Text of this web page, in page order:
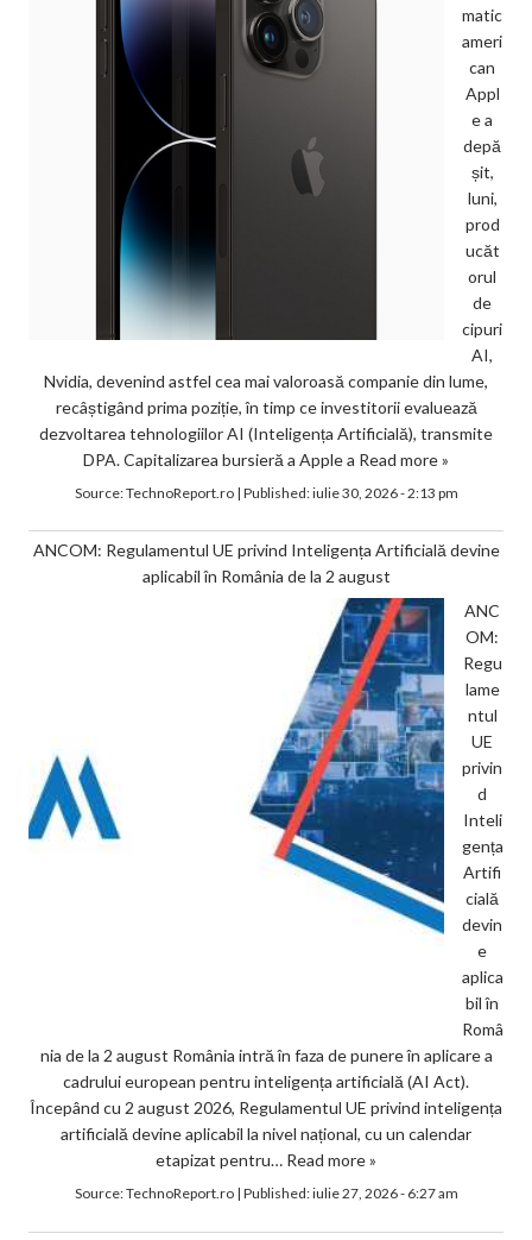
matic
ameri
can
Appl
e a
depă
șit,
luni,
prod
ucăt
orul
de
cipuri
AI,
Nvidia, devenind astfel cea mai valoroasă companie din lume,
recâștigând prima poziție, în timp ce investitorii evaluează
dezvoltarea tehnologiilor AI (Inteligența Artificială), transmite
DPA. Capitalizarea bursieră a Apple a Read more »
Source:TechnoReport.ro| Published:iulie 30, 2026 - 2:13 pm
ANCOM: Regulamentul UE privind Inteligența Artificială devine
aplicabil în România de la 2 august
ANC
OM:
Regu
lame
ntul
UE
privin
d
Inteli
gența
Artifi
cială
devin
e
aplica
bil în
Româ
nia de la 2 august România intră în faza de punere în aplicare a
cadrului european pentru inteligența artificială (AI Act).
Începând cu 2 august 2026, Regulamentul UE privind inteligența
artificială devine aplicabil la nivel național, cu un calendar
etapizat pentru… Read more »
Source:TechnoReport.ro| Published:iulie 27, 2026 - 6:27 am